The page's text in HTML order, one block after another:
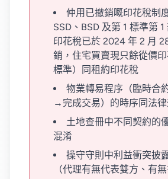
仲用已撤銷嘅印花稅制
SSD、BSD 及第 1 標準第
印花稅已於 2024 年 2 月
銷，住宅買賣現只餘從價
標準）同租約印花稅
物業轉易程序（臨時合
→完成交易）的時序同法
土地查冊中不同契約的
混淆
操守守則中利益衝突披
（代理有無代表雙方、有無